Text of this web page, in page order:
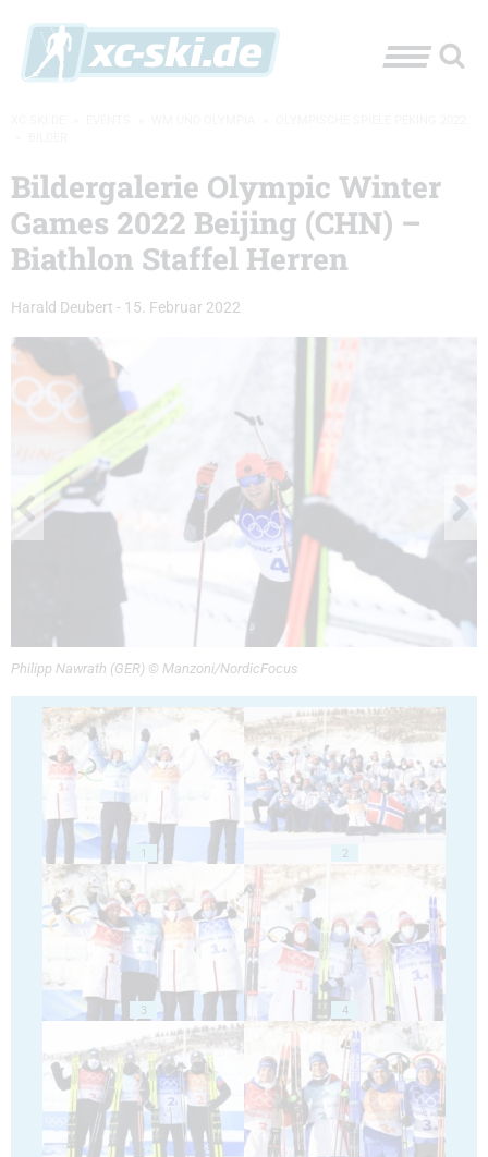
Bildergalerie Olympic Winter
Games 2022 Beijing (CHN) –
Biathlon Staffel Herren
Harald Deubert - 15. Februar 2022
Philipp Nawrath (GER) © Manzoni/NordicFocus
1 2
3 4